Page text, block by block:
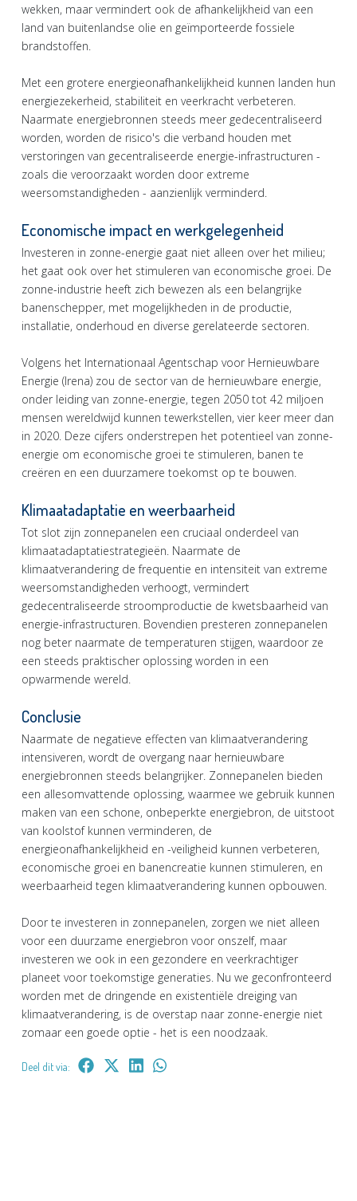
wekken, maar vermindert ook de afhankelijkheid van een
land van buitenlandse olie en geïmporteerde fossiele
brandstoffen.
Met een grotere energieonafhankelijkheid kunnen landen hun
energiezekerheid, stabiliteit en veerkracht verbeteren.
Naarmate energiebronnen steeds meer gedecentraliseerd
worden, worden de risico's die verband houden met
verstoringen van gecentraliseerde energie-infrastructuren -
zoals die veroorzaakt worden door extreme
weersomstandigheden - aanzienlijk verminderd.
Economische impact en werkgelegenheid
Investeren in zonne-energie gaat niet alleen over het milieu;
het gaat ook over het stimuleren van economische groei. De
zonne-industrie heeft zich bewezen als een belangrijke
banenschepper, met mogelijkheden in de productie,
installatie, onderhoud en diverse gerelateerde sectoren.
Volgens het Internationaal Agentschap voor Hernieuwbare
Energie (Irena) zou de sector van de hernieuwbare energie,
onder leiding van zonne-energie, tegen 2050 tot 42 miljoen
mensen wereldwijd kunnen tewerkstellen, vier keer meer dan
in 2020. Deze cijfers onderstrepen het potentieel van zonne-
energie om economische groei te stimuleren, banen te
creëren en een duurzamere toekomst op te bouwen.
Klimaatadaptatie en weerbaarheid
Tot slot zijn zonnepanelen een cruciaal onderdeel van
klimaatadaptatiestrategieën. Naarmate de
klimaatverandering de frequentie en intensiteit van extreme
weersomstandigheden verhoogt, vermindert
gedecentraliseerde stroomproductie de kwetsbaarheid van
energie-infrastructuren. Bovendien presteren zonnepanelen
nog beter naarmate de temperaturen stijgen, waardoor ze
een steeds praktischer oplossing worden in een
opwarmende wereld.
Conclusie
Naarmate de negatieve effecten van klimaatverandering
intensiveren, wordt de overgang naar hernieuwbare
energiebronnen steeds belangrijker. Zonnepanelen bieden
een allesomvattende oplossing, waarmee we gebruik kunnen
maken van een schone, onbeperkte energiebron, de uitstoot
van koolstof kunnen verminderen, de
energieonafhankelijkheid en -veiligheid kunnen verbeteren,
economische groei en banencreatie kunnen stimuleren, en
weerbaarheid tegen klimaatverandering kunnen opbouwen.
Door te investeren in zonnepanelen, zorgen we niet alleen
voor een duurzame energiebron voor onszelf, maar
investeren we ook in een gezondere en veerkrachtiger
planeet voor toekomstige generaties. Nu we geconfronteerd
worden met de dringende en existentiële dreiging van
klimaatverandering, is de overstap naar zonne-energie niet
zomaar een goede optie - het is een noodzaak.
Deel dit via: